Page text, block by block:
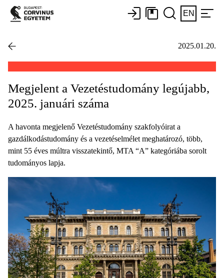
EN
2025.01.20.
Megjelent a Vezetéstudomány legújabb,
2025. januári száma
A havonta megjelenő Vezetéstudomány szakfolyóirat a
gazdálkodástudomány és a vezetéselmélet meghatározó, több,
mint 55 éves múltra visszatekintő, MTA “A” kategóriába sorolt
tudományos lapja.